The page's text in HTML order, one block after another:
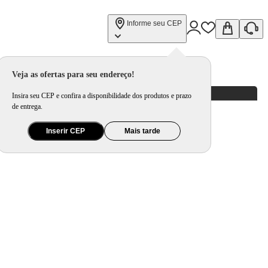
Informe seu CEP
Veja as ofertas para seu endereço!
Insira seu CEP e confira a disponibilidade dos produtos e prazo
de entrega.
Inserir CEP Mais tarde